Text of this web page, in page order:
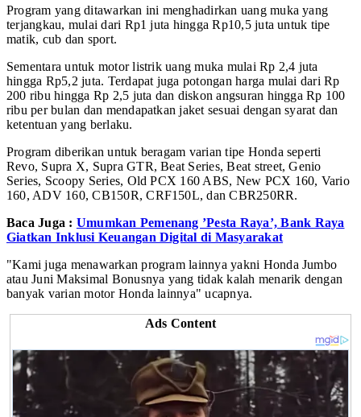
Program yang ditawarkan ini menghadirkan uang muka yang
terjangkau, mulai dari Rp1 juta hingga Rp10,5 juta untuk tipe
matik, cub dan sport.
Sementara untuk motor listrik uang muka mulai Rp 2,4 juta
hingga Rp5,2 juta. Terdapat juga potongan harga mulai dari Rp
200 ribu hingga Rp 2,5 juta dan diskon angsuran hingga Rp 100
ribu per bulan dan mendapatkan jaket sesuai dengan syarat dan
ketentuan yang berlaku.
Program diberikan untuk beragam varian tipe Honda seperti
Revo, Supra X, Supra GTR, Beat Series, Beat street, Genio
Series, Scoopy Series, Old PCX 160 ABS, New PCX 160, Vario
160, ADV 160, CB150R, CRF150L, dan CBR250RR.
Baca Juga : Umumkan Pemenang ’Pesta Raya’, Bank Raya
Giatkan Inklusi Keuangan Digital di Masyarakat
"Kami juga menawarkan program lainnya yakni Honda Jumbo
atau Juni Maksimal Bonusnya yang tidak kalah menarik dengan
banyak varian motor Honda lainnya" ucapnya.
Ads Content